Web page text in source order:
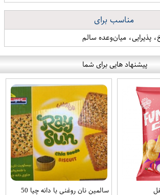
مناسب برای
پذیرایی، میان‌وعده سالم
پیشنهاد هایی برای شما
سالمین نان روغنی با دانه چیا 50